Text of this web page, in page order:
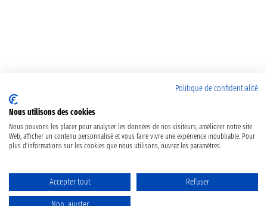
Politique de confidentialité
Nous utilisons des cookies
Nous pouvons les placer pour analyser les données de nos visiteurs, améliorer notre site
Web, afficher un contenu personnalisé et vous faire vivre une expérience inoubliable. Pour
plus d'informations sur les cookies que nous utilisons, ouvrez les paramètres.
Accepter tout Refuser